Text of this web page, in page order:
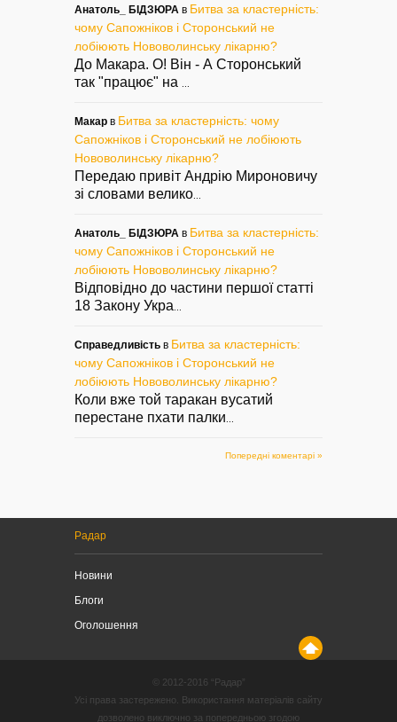
Анатоль_ БІДЗЮРА в Битва за кластерність:
чому Сапожніков і Сторонський не
лобіюють Нововолинську лікарню?
До Макара. О! Він - А Сторонський
так "працює" на
Макар в Битва за кластерність: чому
Сапожніков і Сторонський не лобіюють
Нововолинську лікарню?
Передаю привіт Андрію Мироновичу
зі словами велико
Анатоль_ БІДЗЮРА в Битва за кластерність:
чому Сапожніков і Сторонський не
лобіюють Нововолинську лікарню?
Відповідно до частини першої статті
18 Закону Укра
Справедливість в Битва за кластерність:
чому Сапожніков і Сторонський не
лобіюють Нововолинську лікарню?
Коли вже той таракан вусатий
перестане пхати палки
Попередні коментарі »
Радар
Новини
Блоги
Оголошення
© 2012-2016 “Радар”
Усі права застережено. Використання матеріалів сайту
дозволено виключно за попередньою згодою